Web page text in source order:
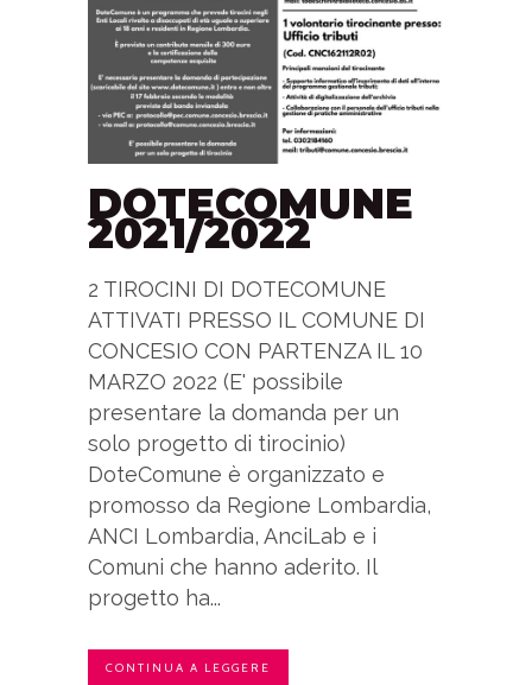
DOTECOMUNE
2021/2022
2 TIROCINI DI DOTECOMUNE
ATTIVATI PRESSO IL COMUNE DI
CONCESIO CON PARTENZA IL 10
MARZO 2022 (E' possibile
presentare la domanda per un
solo progetto di tirocinio)
DoteComune è organizzato e
promosso da Regione Lombardia,
ANCI Lombardia, AnciLab e i
Comuni che hanno aderito. Il
progetto ha...
CONTINUA A LEGGERE